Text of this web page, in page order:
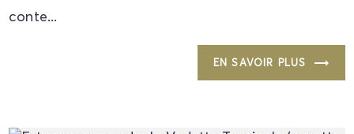
conte...
EN SAVOIR PLUS